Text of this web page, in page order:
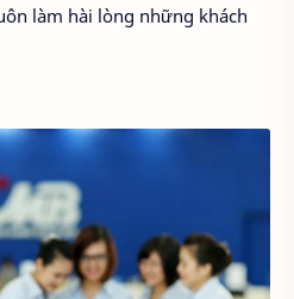
làm hài lòng những khách